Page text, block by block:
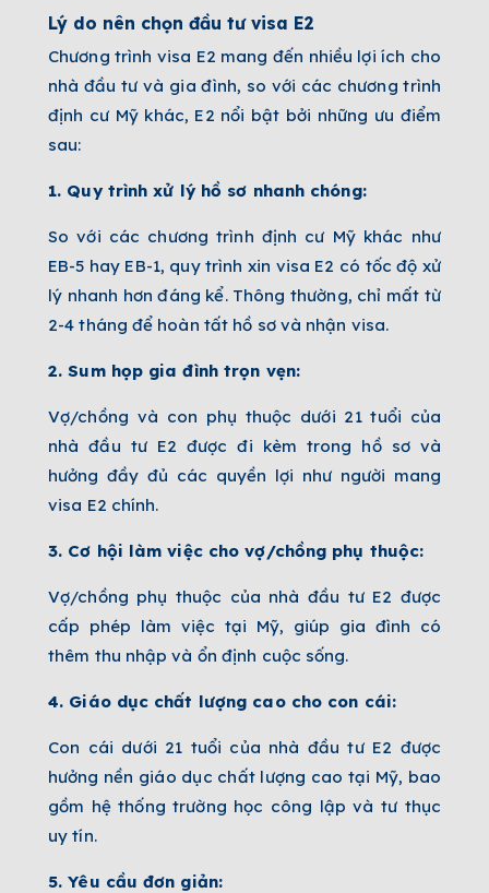
Lý do nên chọn đầu tư visa E2
Chương trình visa E2 mang đến nhiều lợi ích cho
nhà đầu tư và gia đình, so với các chương trình
định cư Mỹ khác, E2 nổi bật bởi những ưu điểm
sau:
1. Quy trình xử lý hồ sơ nhanh chóng:
So với các chương trình định cư Mỹ khác như
EB-5 hay EB-1, quy trình xin visa E2 có tốc độ xử
lý nhanh hơn đáng kể. Thông thường, chỉ mất từ
2-4 tháng để hoàn tất hồ sơ và nhận visa.
2. Sum họp gia đình trọn vẹn:
Vợ/chồng và con phụ thuộc dưới 21 tuổi của
nhà đầu tư E2 được đi kèm trong hồ sơ và
hưởng đầy đủ các quyền lợi như người mang
visa E2 chính.
3. Cơ hội làm việc cho vợ/chồng phụ thuộc:
Vợ/chồng phụ thuộc của nhà đầu tư E2 được
cấp phép làm việc tại Mỹ, giúp gia đình có
thêm thu nhập và ổn định cuộc sống.
4. Giáo dục chất lượng cao cho con cái:
Con cái dưới 21 tuổi của nhà đầu tư E2 được
hưởng nền giáo dục chất lượng cao tại Mỹ, bao
gồm hệ thống trường học công lập và tư thục
uy tín.
5. Yêu cầu đơn giản: